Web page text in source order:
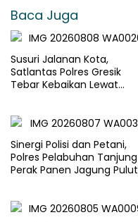
Baca Juga
Susuri Jalanan Kota,
Satlantas Polres Gresik
Tebar Kebaikan Lewat
Sinergi Polisi dan Petani,
Polres Pelabuhan Tanjung
Perak Panen Jagung Pulut